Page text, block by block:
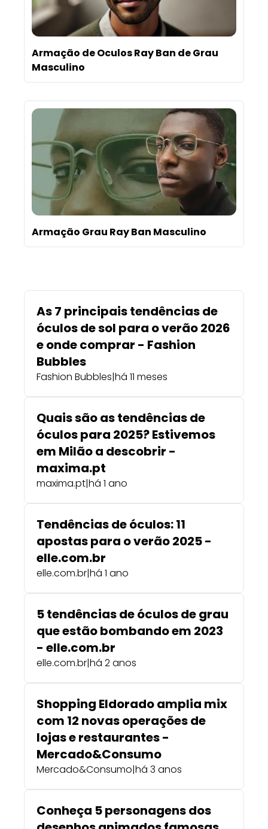
Armação de Oculos Ray Ban de Grau
Masculino
Armação Grau Ray Ban Masculino
As 7 principais tendências de
óculos de sol para o verão 2026
e onde comprar - Fashion
Bubbles
Fashion Bubbles|há 11 meses
Quais são as tendências de
óculos para 2025? Estivemos
em Milão a descobrir -
maxima.pt
maxima.pt|há 1 ano
Tendências de óculos: 11
apostas para o verão 2025 -
elle.com.br
elle.com.br|há 1 ano
5 tendências de óculos de grau
que estão bombando em 2023
- elle.com.br
elle.com.br|há 2 anos
Shopping Eldorado amplia mix
com 12 novas operações de
lojas e restaurantes -
Mercado&Consumo
Mercado&Consumo|há 3 anos
Conheça 5 personagens dos